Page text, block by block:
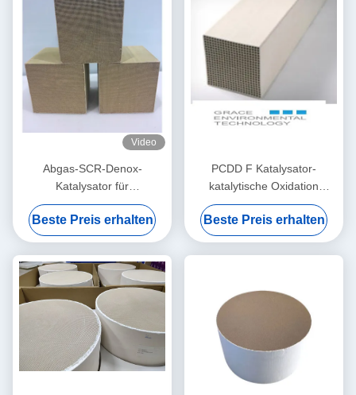
Video
Abgas-SCR-Denox-
Katalysator für
Methangeneratorensätze
(Euro II-V-Norm)
Beste Preis erhalten
PCDD F Katalysator-
katalytische Oxidation
Störungsbesuchs Denox des
Dioxin-doppelten Effektes
TiO2 basierte V2O5 WO3
Beste Preis erhalten